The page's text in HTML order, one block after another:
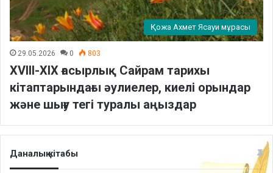
Қожа Ахмет Ясауи мұрасы
29.05.2026 0 803
XVIII-XIX ғасырлық Сайрам тарихы
кітаптарындағы әулиелер, киелі орындар
және шығу тегі туралы аңыздар
Даналық кітабы